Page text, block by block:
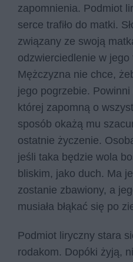
zapomnienia. Podmiot
serce trafiło do matki.
związany ze swoją
odzwierciedlenie w
Mężczyzna nie chce,
jego pogrzebie.
której zapomną o
sposób okażą mu
ostatnie życzenie.
jeśli taka będzie wola
bliskim, jako duch. Ma
zostanie zbawiony, a
musiała błąkać się po
Podmiot liryczny stara
rodakom. Dopóki żyją,